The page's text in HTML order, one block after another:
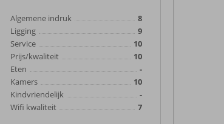
Algemene indruk
8
Ligging
9
Service
10
Prijs/kwaliteit
10
Eten
-
Kamers
10
Kindvriendelijk
-
Wifi kwaliteit
7